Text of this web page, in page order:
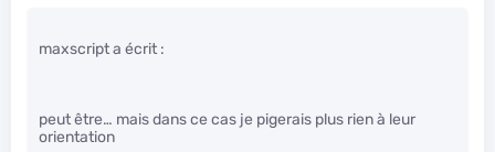
maxscript a écrit :
peut être… mais dans ce cas je pigerais plus rien à leur
orientation